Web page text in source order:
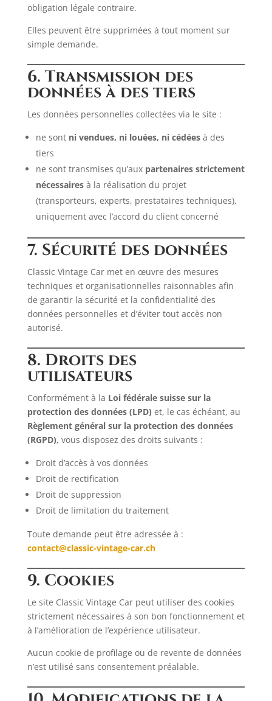
obligation légale contraire.
Elles peuvent être supprimées à tout moment sur
simple demande.
6. Transmission des
données à des tiers
Les données personnelles collectées via le site :
ne sont ni vendues, ni louées, ni cédéesà des
tiers
ne sont transmises qu’aux partenaires strictement
nécessairesà la réalisation du projet
(transporteurs, experts, prestataires techniques),
uniquement avec l’accord du client concerné
7. Sécurité des données
Classic Vintage Car met en œuvre des mesures
techniques et organisationnelles raisonnables afin
de garantir la sécurité et la confidentialité des
données personnelles et d’éviter tout accès non
autorisé.
8. Droits des
utilisateurs
Conformément à la Loi fédérale suisse sur la
protection des données (LPD) et, le cas échéant, au
Règlement général sur la protection des données
(RGPD), vous disposez des droits suivants :
Droit d’accès à vos données
Droit de rectification
Droit de suppression
Droit de limitation du traitement
Toute demande peut être adressée à :
contact@classic-vintage-car.ch
9. Cookies
Le site Classic Vintage Car peut utiliser des cookies
strictement nécessaires à son bon fonctionnement et
à l’amélioration de l’expérience utilisateur.
Aucun cookie de profilage ou de revente de données
n’est utilisé sans consentement préalable.